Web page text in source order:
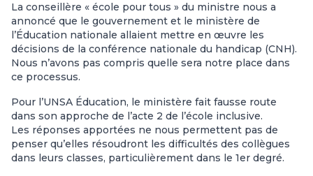
La conseillère « école pour tous » du ministre nous a
annoncé que le gouvernement et le ministère de
l’Éducation nationale allaient mettre en œuvre les
décisions de la conférence nationale du handicap (CNH).
Nous n’avons pas compris quelle sera notre place dans
ce processus.
Pour l’UNSA Éducation, le ministère fait fausse route
dans son approche de l’acte 2 de l’école inclusive.
Les réponses apportées ne nous permettent pas de
penser qu’elles résoudront les difficultés des collègues
dans leurs classes, particulièrement dans le 1er degré.